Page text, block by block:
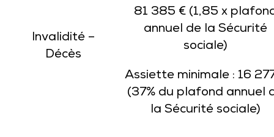
Invalidité –
Décès
81 385 € (1,85 x
annuel de la Sécurité
sociale)
Assiette minimale : 16
(37% du plafond annuel
la Sécurité sociale)